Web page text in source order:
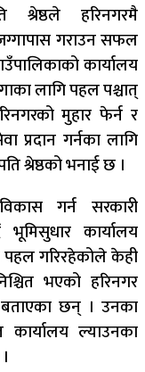
श्रेष्ठले हरिनगरमै
गराउन सफल
कार्यालय
लागि पहल पश्चात्
मुहार फेर्न र
प्रदान गर्नका लागि
श्रेष्ठको भनाई छ ।
गर्न सरकारी
कार्यालय
पहल गरिरहेकोले केही
भएको हरिनगर
बताएका छन् । उनका
कार्यालय ल्याउनका